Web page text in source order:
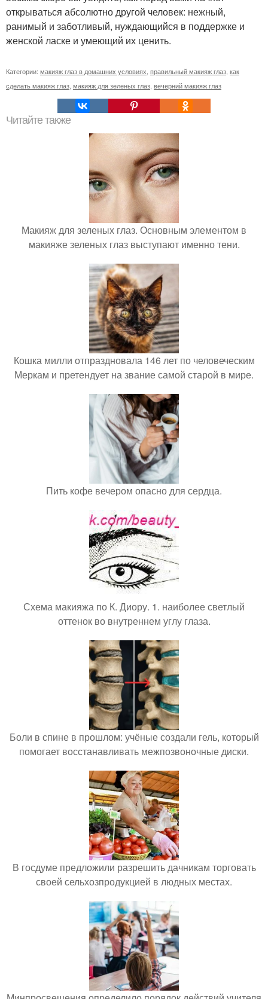
открываться абсолютно другой человек: нежный,
ранимый и заботливый, нуждающийся в поддержке и
женской ласке и умеющий их ценить.
Категории: макияж глаз в домашних условиях правильный макияж глаз как
сделать макияж глаз макияж для зеленых глаз вечерний макияж глаз
Читайте также
Макияж для зеленых глаз. Основным элементом в
макияже зеленых глаз выступают именно тени.
Кошка милли отпраздновала 146 лет по человеческим
Меркам и претендует на звание самой старой в мире.
Пить кофе вечером опасно для сердца.
Схема макияжа по К. Диору. 1. наиболее светлый
оттенок во внутреннем углу глаза.
Боли в спине в прошлом: учёные создали гель, который
помогает восстанавливать межпозвоночные диски.
В госдуме предложили разрешить дачникам торговать
своей сельхозпродукцией в людных местах.